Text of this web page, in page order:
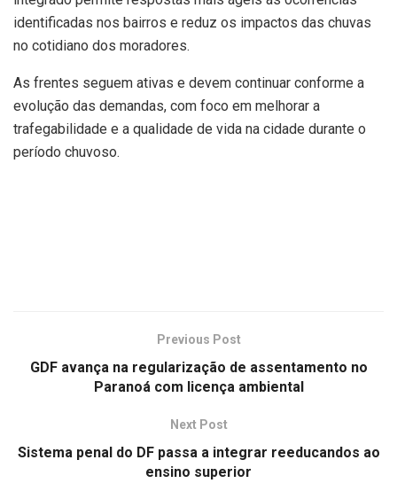
identificadas nos bairros e reduz os impactos das chuvas
no cotidiano dos moradores.
As frentes seguem ativas e devem continuar conforme a
evolução das demandas, com foco em melhorar a
trafegabilidade e a qualidade de vida na cidade durante o
período chuvoso.
Previous Post
GDF avança na regularização de assentamento no
Paranoá com licença ambiental
Next Post
Sistema penal do DF passa a integrar reeducandos ao
ensino superior